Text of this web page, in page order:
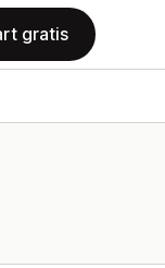
gratis